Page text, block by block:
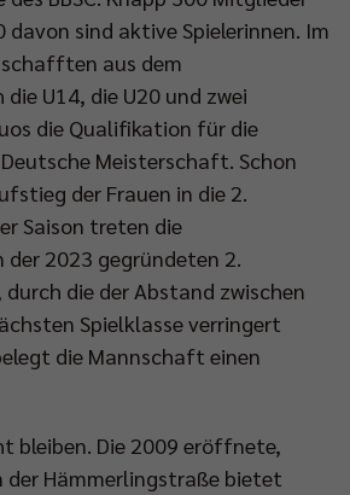
davon sind aktive Spielerinnen. Im
aus dem
U14, die U20 und zwei
die Qualifikation für die
Meisterschaft. Schon
der Frauen in die 2.
Saison treten die
der 2023 gegründeten 2.
durch die der Abstand zwischen
Spielklasse verringert
die Mannschaft einen
bleiben. Die 2009 eröffnete,
der Hämmerlingstraße bietet